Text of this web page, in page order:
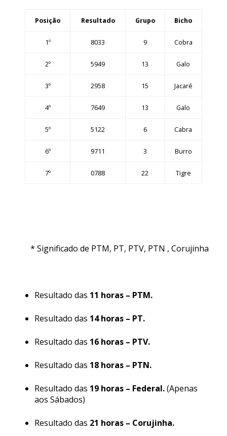
Posição Resultado Grupo Bicho
1º 8033 9 Cobra
2º 5949 13 Galo
3º 2958 15 Jacaré
4º 7649 13 Galo
5º 5122 6 Cabra
6º 9711 3 Burro
7º 0788 22 Tigre
* Significado de PTM, PT, PTV, PTN , Corujinha
Resultado das 11 horas – PTM.
Resultado das 14 horas – PT.
Resultado das 16 horas – PTV.
Resultado das 18 horas – PTN.
Resultado das 19 horas – Federal.(Apenas
aos Sábados)
Resultado das 21 horas – Corujinha.